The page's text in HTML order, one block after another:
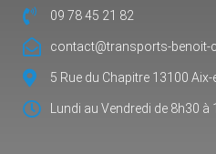
09 78 45 21 82
contact@transports-benoit-
5 Rue du Chapitre 13100
Lundi au Vendredi de 8h30 à